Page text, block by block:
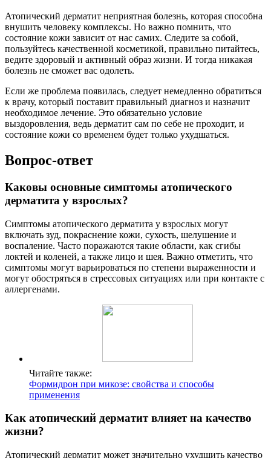
Атопический дерматит неприятная болезнь, которая способна
внушить человеку комплексы. Но важно помнить, что
состояние кожи зависит от нас самих. Следите за собой,
пользуйтесь качественной косметикой, правильно питайтесь,
ведите здоровый и активный образ жизни. И тогда никакая
болезнь не сможет вас одолеть.
Если же проблема появилась, следует немедленно обратиться
к врачу, который поставит правильный диагноз и назначит
необходимое лечение. Это обязательно условие
выздоровления, ведь дерматит сам по себе не проходит, и
состояние кожи со временем будет только ухудшаться.
Вопрос-ответ
Каковы основные симптомы атопического
дерматита у взрослых?
Симптомы атопического дерматита у взрослых могут
включать зуд, покраснение кожи, сухость, шелушение и
воспаление. Часто поражаются такие области, как сгибы
локтей и коленей, а также лицо и шея. Важно отметить, что
симптомы могут варьироваться по степени выраженности и
могут обостряться в стрессовых ситуациях или при контакте с
аллергенами.
Читайте также:
Формидрон при микозе: свойства и способы
применения
Как атопический дерматит влияет на качество
жизни?
Атопический дерматит может значительно ухудшить качество